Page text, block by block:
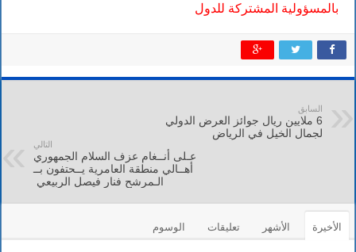
بالمسؤولية المشتركة للدول
السابق
6 ملايين ريال جوائز العرض الدولي
لجمال الخيل في الرياض
التالي
عـلى أنــغام عزف السلام الجمهوري
أهــالي منطقة العامرية يــحتفون بــ
الـمرشح فنار فيصل الربيعي
الأخيرة الأشهر تعليقات الوسوم